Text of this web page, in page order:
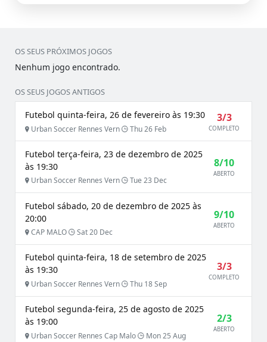
OS SEUS PRÓXIMOS JOGOS
Nenhum jogo encontrado.
OS SEUS JOGOS ANTIGOS
Futebol quinta-feira, 26 de fevereiro às 19:30
Urban Soccer Rennes Vern Thu 26 Feb
3/3
COMPLETO
Futebol terça-feira, 23 de dezembro de 2025
às 19:30
Urban Soccer Rennes Vern Tue 23 Dec
8/10
ABERTO
Futebol sábado, 20 de dezembro de 2025 às
20:00
CAP MALO Sat 20 Dec
9/10
ABERTO
Futebol quinta-feira, 18 de setembro de 2025
às 19:30
Urban Soccer Rennes Vern Thu 18 Sep
3/3
COMPLETO
Futebol segunda-feira, 25 de agosto de 2025
às 19:00
Urban Soccer Rennes Cap Malo Mon 25 Aug
2/3
ABERTO